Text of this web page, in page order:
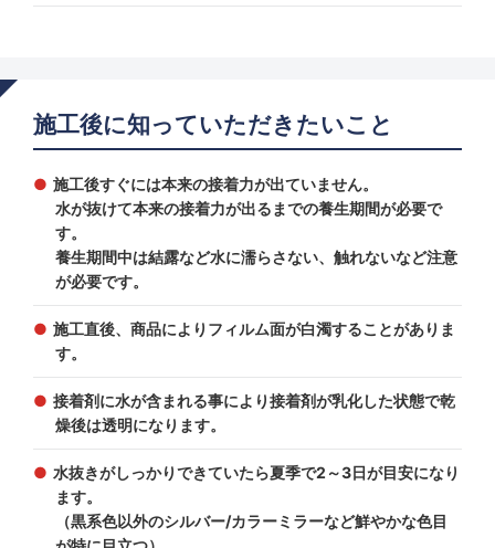
施工後に知っていただきたいこと
施工後すぐには本来の接着力が出ていません。
水が抜けて本来の接着力が出るまでの養生期間が必要で
す。
養生期間中は結露など水に濡らさない、触れないなど注意
が必要です。
施工直後、商品によりフィルム面が白濁することがありま
す。
接着剤に水が含まれる事により接着剤が乳化した状態で乾
燥後は透明になります。
水抜きがしっかりできていたら夏季で2～3日が目安になり
ます。
（黒系色以外のシルバー/カラーミラーなど鮮やかな色目